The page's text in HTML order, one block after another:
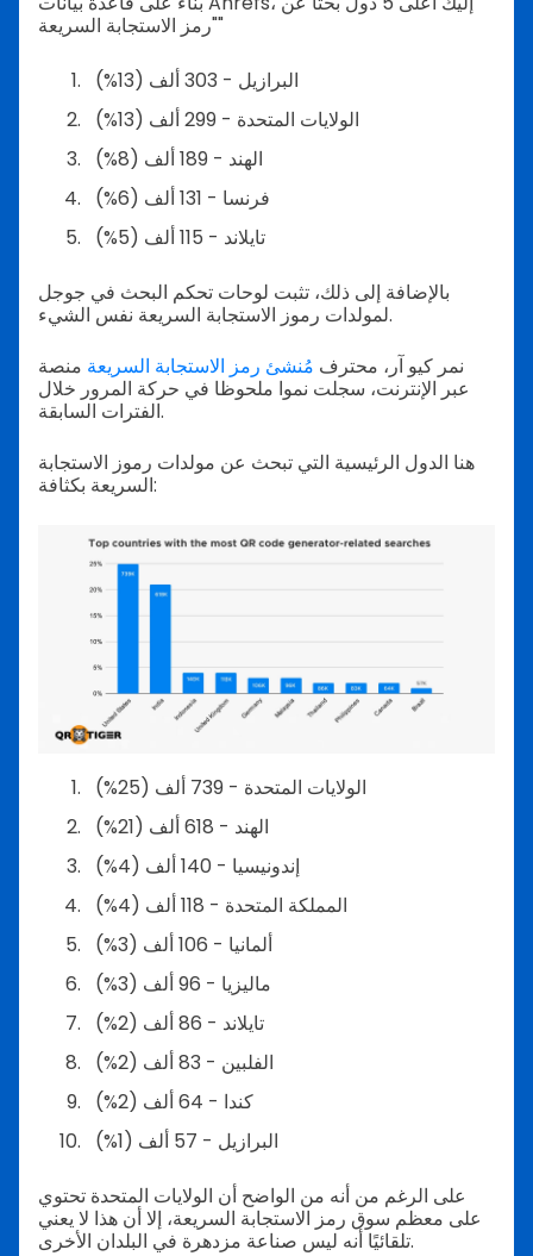
"رمز الاستجابة السريعة"
البرازيل - 303 ألف (13%)
الولايات المتحدة - 299 ألف (13%)
الهند - 189 ألف (8%)
فرنسا - 131 ألف (6%)
تايلاند - 115 ألف (5%)
بالإضافة إلى ذلك، تثبت لوحات تحكم البحث في جوجل
لمولدات رموز الاستجابة السريعة نفس الشيء.
نمر كيو آر، محترف مُنشئ رمز الاستجابة السريعة منصة
عبر الإنترنت، سجلت نموا ملحوظا في حركة المرور خلال
الفترات السابقة.
هنا الدول الرئيسية التي تبحث عن مولدات رموز الاستجابة
السريعة بكثافة:
الولايات المتحدة - 739 ألف (25%)
الهند - 618 ألف (21%)
إندونيسيا - 140 ألف (4%)
المملكة المتحدة - 118 ألف (4%)
ألمانيا - 106 ألف (3%)
ماليزيا - 96 ألف (3%)
تايلاند - 86 ألف (2%)
الفلبين - 83 ألف (2%)
كندا - 64 ألف (2%)
البرازيل - 57 ألف (1%)
على الرغم من أنه من الواضح أن الولايات المتحدة تحتوي
على معظم سوق رمز الاستجابة السريعة، إلا أن هذا لا يعني
تلقائيًا أنه ليس صناعة مزدهرة في البلدان الأخرى.